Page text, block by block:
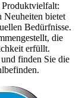
Produktvielfalt:
Neuheiten bietet
Bedürfnisse.
die
erfüllt.
und finden Sie die